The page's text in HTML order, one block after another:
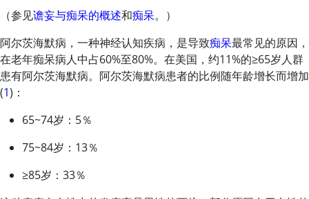
（参见谵妄与痴呆的概述和痴呆。）
阿尔茨海默病，一种神经认知疾病，是导致痴呆最常见的原因，
在老年痴呆病人中占60%至80%。在美国，约11%的≥65岁人群
患有阿尔茨海默病。阿尔茨海默病患者的比例随年龄增长而增加
(1)：
65~74岁：5％
75~84岁：13％
≥85岁：33％